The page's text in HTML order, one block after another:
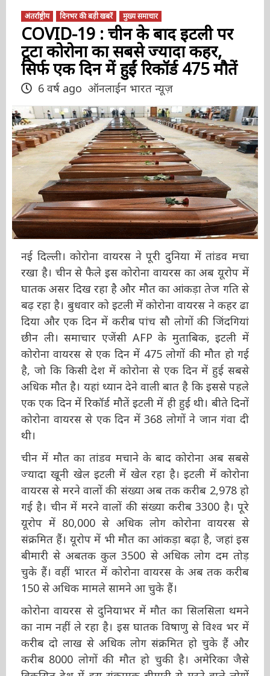
अंतर्राष्ट्रीय दिनभर की बड़ी खबरें मुख्य समाचार
COVID-19 : चीन के बाद इटली पर
टूटा कोरोना का सबसे ज्यादा कहर,
सिर्फ एक दिन में हुईं रिकॉर्ड 475 मौतें
6 वर्ष ago ऑनलाईन भारत न्यूज़
नई दिल्ली। कोरोना वायरस ने पूरी दुनिया में तांडव मचा
रखा है। चीन से फैले इस कोरोना वायरस का अब यूरोप
में घातक असर दिख रहा है और मौत का आंकड़ा तेज
गति से बढ़ रहा है। बुधवार को इटली में कोरोना वायरस
ने कहर ढा दिया और एक दिन में करीब पांच सौ लोगों
की जिंदगियां छीन ली। समाचार एजेंसी AFP के
मुताबिक, इटली में कोरोना वायरस से एक दिन में 475
लोगों की मौत हो गई है, जो कि किसी देश में कोरोना से
एक दिन में हुई सबसे अधिक मौत है। यहां ध्यान देने
वाली बात है कि इससे पहले एक एक दिन में रिकॉर्ड मौतें
इटली में ही हुई थी। बीते दिनों कोरोना वायरस से एक
दिन में 368 लोगों ने जान गंवा दी थी।
चीन में मौत का तांडव मचाने के बाद कोरोना अब सबसे
ज्यादा खूनी खेल इटली में खेल रहा है। इटली में कोरोना
वायरस से मरने वालों की संख्या अब तक करीब 2,978
हो गई है। चीन में मरने वालों की संख्या करीब 3300 है।
पूरे यूरोप में 80,000 से अधिक लोग कोरोना वायरस से
संक्रमित हैं। यूरोप में भी मौत का आंकड़ा बढ़ा है, जहां
इस बीमारी से अबतक कुल 3500 से अधिक लोग दम
तोड़ चुके हैं। वहीं भारत में कोरोना वायरस के अब तक
करीब 150 से अधिक मामले सामने आ चुके हैं।
कोरोना वायरस से दुनियाभर में मौत का सिलसिला थमने
का नाम नहीं ले रहा है। इस घातक विषाणु से विश्व भर
में करीब दो लाख से अधिक लोग संक्रमित हो चुके हैं
और करीब 8000 लोगों की मौत हो चुकी है। अमेरिका
जैसे विकसित देश में इस संक्रामक बीमारी से मरने वाले